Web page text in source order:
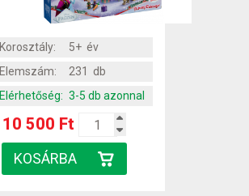
Korosztály:
5+ év
Elemszám:
231 db
Elérhetőség: 3-5 db azonnal
10 500 Ft